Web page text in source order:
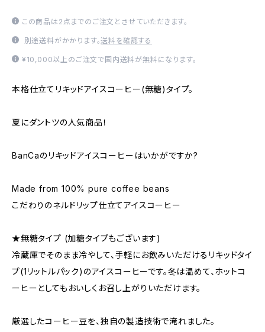
この商品は2点までのご注文とさせていただきます。
別途送料がかかります。送料を確認する
¥10,000以上のご注文で国内送料が無料になります。
本格仕立てリキッドアイスコーヒー(無糖)タイプ。
夏にダントツの人気商品！
BanCaのリキッドアイスコーヒーはいかがですか?
Made from 100% pure coffee beans
こだわりのネルドリップ仕立てアイスコーヒー
★無糖タイプ (加糖タイプもございます)
冷蔵庫でそのまま冷やして、手軽にお飲みいただけるリキッドタイ
プ(1リットルパック)のアイスコーヒーです。冬は温めて、ホットコ
ーヒーとしてもおいしくお召し上がりいただけます。
厳選したコーヒー豆を、独自の製造技術で淹れました。